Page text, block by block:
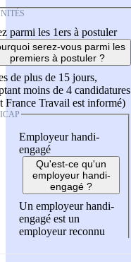
parmi les 1ers à postuler
serez-vous parmi les
premiers à postuler ?
de plus de 15 jours,
moins de 4 candidatures
France Travail est informé)
Employeur handi-
engagé
Qu'est-ce qu'un
employeur handi-
engagé ?
Un employeur handi-
engagé est un
employeur reconnu